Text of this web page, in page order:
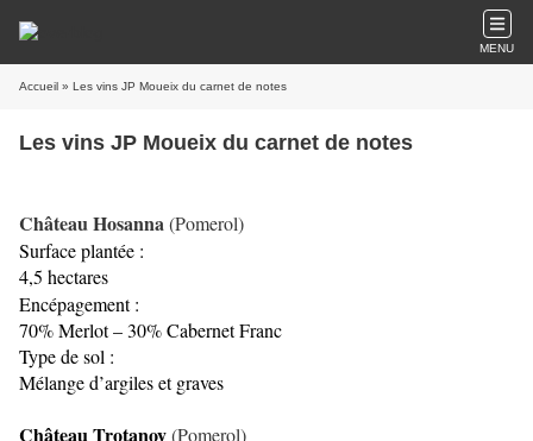
MENU
Accueil » Les vins JP Moueix du carnet de notes
Les vins JP Moueix du carnet de notes
Château Hosanna(Pomerol)
Surface plantée :
4,5 hectares
Encépagement :
70% Merlot – 30% Cabernet Franc
Type de sol :
Mélange d’argiles et graves
Château Trotanoy(Pomerol)